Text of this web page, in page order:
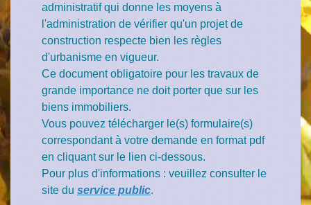
administratif qui donne les moyens à
l'administration de vérifier qu'un projet de
construction respecte bien les règles
d'urbanisme en vigueur.
Ce document obligatoire pour les travaux de
grande importance ne doit porter que sur les
biens immobiliers.
Vous pouvez télécharger le(s) formulaire(s)
correspondant à votre demande en format pdf
en cliquant sur le lien ci-dessous.
Pour plus d'informations : veuillez consulter le
site du service public.